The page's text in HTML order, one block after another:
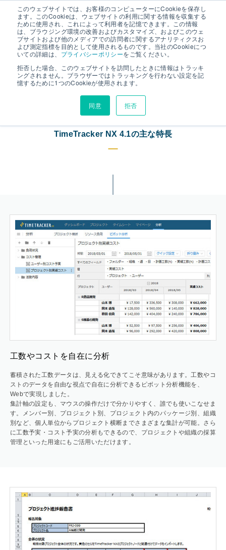
このウェブサイトでは、お客様のコンピューターにCookieを保存し
ます。このCookieは、ウェブサイトの利用に関する情報を収集する
ために使用され、これによって利用者を記憶できます。この情報
は、ブラウジング環境の改善およびカスタマイズ、およびこのウェ
ブサイトおよび他のメディアでの訪問者に関するアナリティクスお
よび測定指標を目的として使用されるものです。当社のCookieにつ
いての詳細は、 プライバシーポリシーをご覧ください。
拒否した場合、このウェブサイトを訪問したときに情報はトラッキ
ングされません。ブラウザーではトラッキングを行わない設定を記
憶するために1つのCookieが使用されます。
同意 拒否
TimeTracker NX 4.1 の新機能
工数管理・プロジェクト管理から
データ分析まで
Web上のワンストップで。
TimeTracker NX 4.1の主な特長
工数やコストを自在に分析
蓄積された工数データは、見える化できてこそ意味があります。工数やコ
ストのデータを自由な視点で自在に分析できるピボット分析機能を、
Webで実現しました。
集計軸の設定も、マウスの操作だけで分かりやすく、誰でも使いこなせま
す。メンバー別、プロジェクト別、プロジェクト内のパッケージ別、組織
別など、個人単位からプロジェクト横断までさまざまな集計が可能。さら
に工数予実・コスト予実の分析もできるので、プロジェクトや組織の採算
管理といった用途にもご活用いただけます。